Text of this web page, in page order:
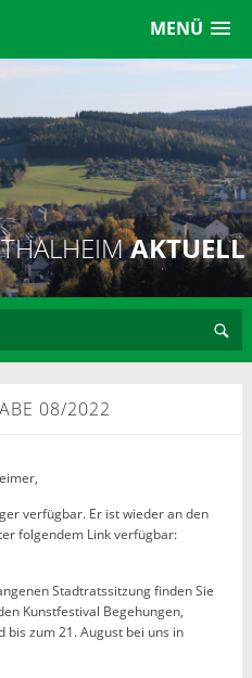
MENÜ
THALHEIMAKTUELL
08/2022
verfügbar. Er ist wieder an den
folgendem Link verfügbar:
Stadtratssitzung finden Sie
Kunstfestival Begehungen,
bis zum 21. August bei uns in